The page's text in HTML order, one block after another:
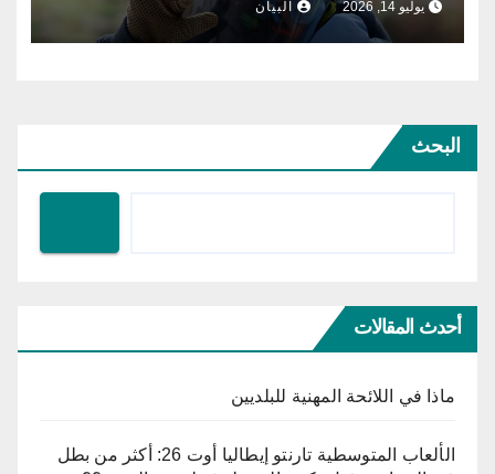
يوليو 14, 2026 البيان
البحث
أحدث المقالات
ماذا في اللائحة المهنية للبلديين
الألعاب المتوسطية تارنتو إيطاليا أوت 26: أكثر من بطل